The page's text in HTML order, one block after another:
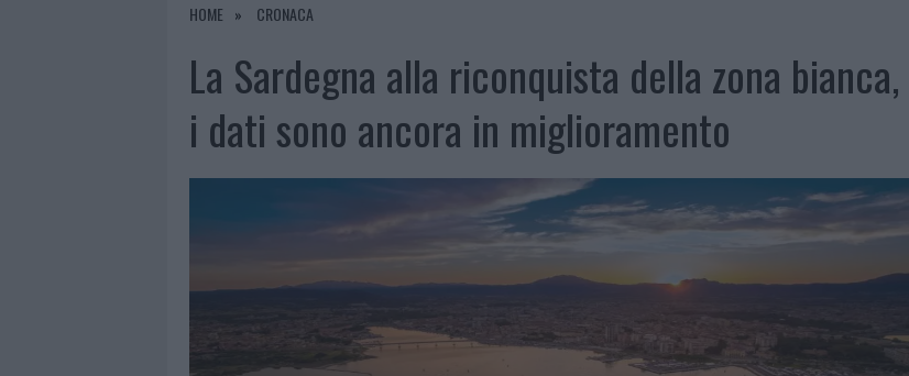
7 AGOSTO 2026
|
HOME CRONACA
La Sardegna alla riconquista della zona bianca,
i dati sono ancora in miglioramento